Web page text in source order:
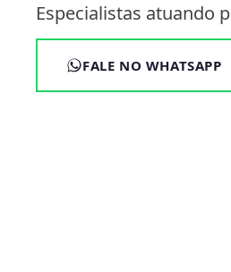
Especialistas atuando
FALE NO WHATSAPP